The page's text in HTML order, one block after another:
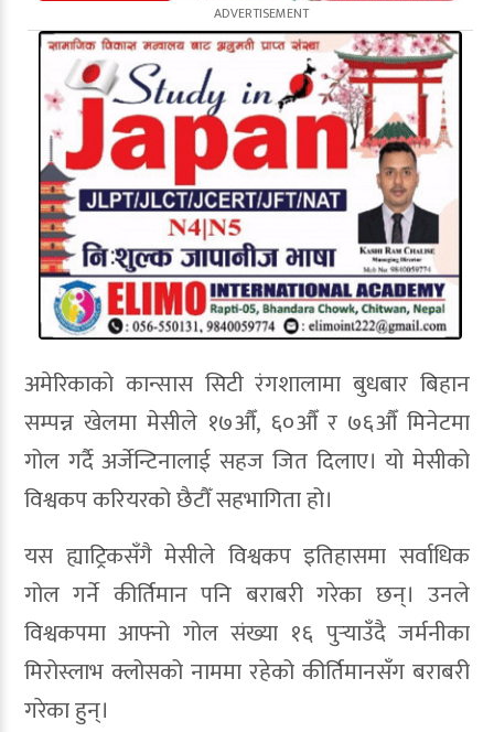
अमेरिकाको कान्सास सिटी रंगशालामा बुधबार बिहान
सम्पन्न खेलमा मेसीले १७औँ, ६०औँ र ७६औँ मिनेटमा
गोल गर्दै अर्जेन्टिनालाई सहज जित दिलाए। यो मेसीको
विश्वकप करियरको छैटौँ सहभागिता हो।
यस ह्याट्रिकसँगै मेसीले विश्वकप इतिहासमा सर्वाधिक
गोल गर्ने कीर्तिमान पनि बराबरी गरेका छन्। उनले
विश्वकपमा आफ्नो गोल संख्या १६ पुर्‍याउँदै जर्मनीका
मिरोस्लाभ क्लोसको नाममा रहेको कीर्तिमानसँग बराबरी
गरेका हुन्।